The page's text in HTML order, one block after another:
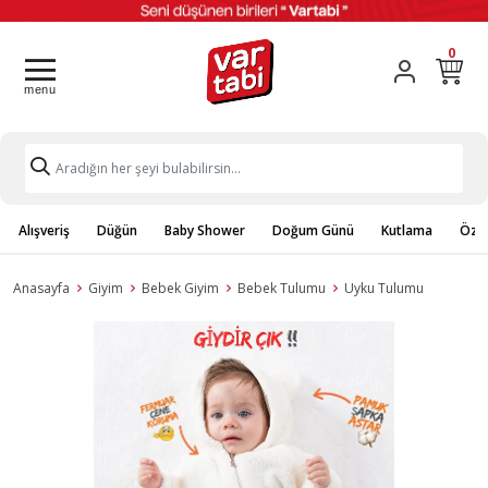
0
Alışveriş Düğün Baby Shower Doğum Günü Kutlama
Anasayfa Giyim Bebek Giyim Bebek Tulumu Uyku Tulumu